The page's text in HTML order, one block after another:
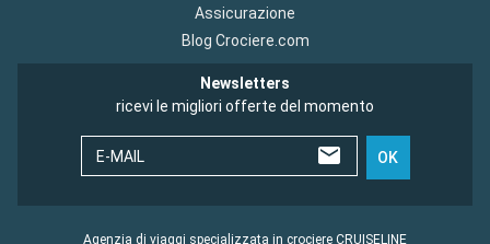
Assicurazione
Blog Crociere.com
Newsletters
ricevi le migliori offerte del momento
E-MAIL OK
Agenzia di viaggi specializzata in crociere CRUISELINE